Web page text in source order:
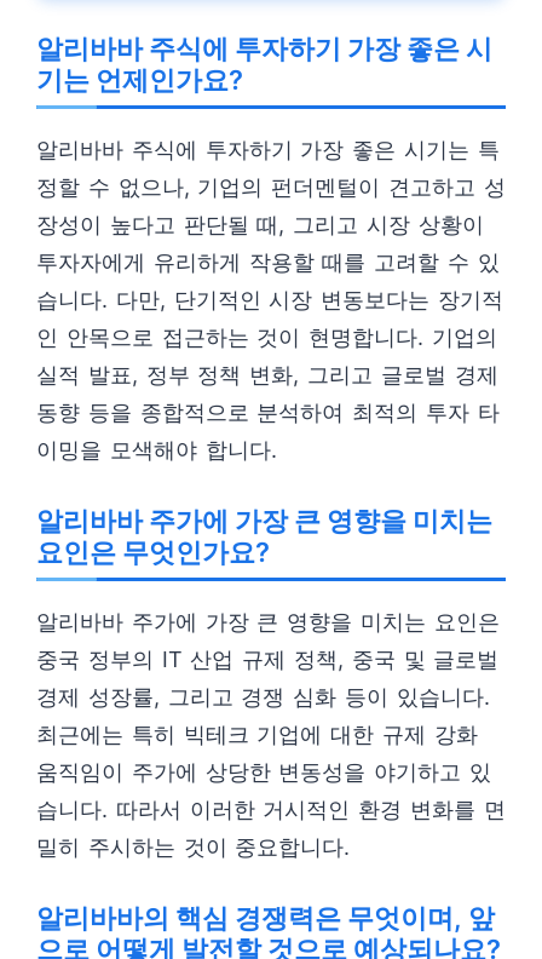
알리바바 주식에 투자하기 가장 좋은 시
기는 언제인가요?
알리바바 주식에 투자하기 가장 좋은 시기는 특
정할 수 없으나, 기업의 펀더멘털이 견고하고 성
장성이 높다고 판단될 때, 그리고 시장 상황이
투자자에게 유리하게 작용할 때를 고려할 수 있
습니다. 다만, 단기적인 시장 변동보다는 장기적
인 안목으로 접근하는 것이 현명합니다. 기업의
실적 발표, 정부 정책 변화, 그리고 글로벌 경제
동향 등을 종합적으로 분석하여 최적의 투자 타
이밍을 모색해야 합니다.
알리바바 주가에 가장 큰 영향을 미치는
요인은 무엇인가요?
알리바바 주가에 가장 큰 영향을 미치는 요인은
중국 정부의 IT 산업 규제 정책, 중국 및 글로벌
경제 성장률, 그리고 경쟁 심화 등이 있습니다.
최근에는 특히 빅테크 기업에 대한 규제 강화
움직임이 주가에 상당한 변동성을 야기하고 있
습니다. 따라서 이러한 거시적인 환경 변화를 면
밀히 주시하는 것이 중요합니다.
알리바바의 핵심 경쟁력은 무엇이며, 앞
으로 어떻게 발전할 것으로 예상되나요?